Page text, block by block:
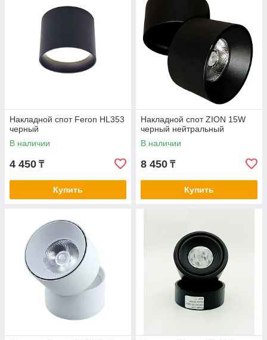
Накладной спот Feron HL353
черный
В наличии
4 450 ₸
Купить
Накладной спот ZION 15W
черный нейтральный
В наличии
8 450 ₸
Купить